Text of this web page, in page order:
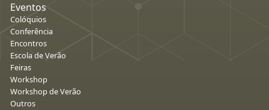
Eventos
Colóquios
Conferência
Encontros
Escola de Verão
Feiras
Workshop
Workshop de Verão
Outros